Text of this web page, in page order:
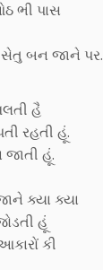
ભી પાસ
બન જાને પર.
હૈ
રહતી હૂં.
હૂં.
ક્યા ક્યા
હૂં
કી